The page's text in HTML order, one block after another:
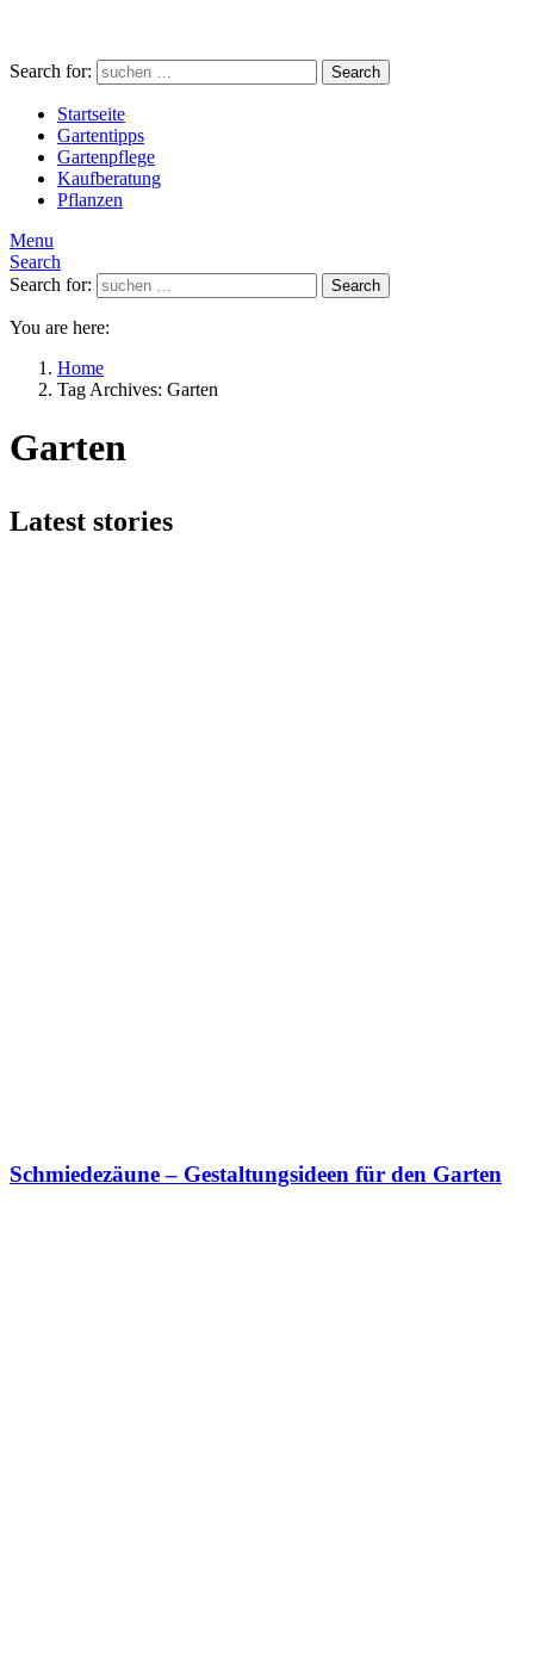
Search for: Search
Startseite
Gartentipps
Gartenpflege
Kaufberatung
Pflanzen
Menu
Search
Search for:
Search
You are here:
Home
Tag Archives: Garten
Garten
Latest stories
Schmiedezäune – Gestaltungsideen für den Garten